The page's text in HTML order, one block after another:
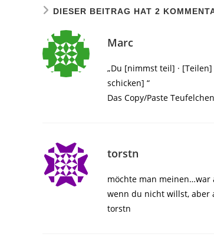
DIESER BEITRAG HAT 2
Marc
„Du [nimmst teil] ·
schicken] “
Das Copy/Paste
torstn
möchte man meinen…war
wenn du nicht willst, aber
torstn